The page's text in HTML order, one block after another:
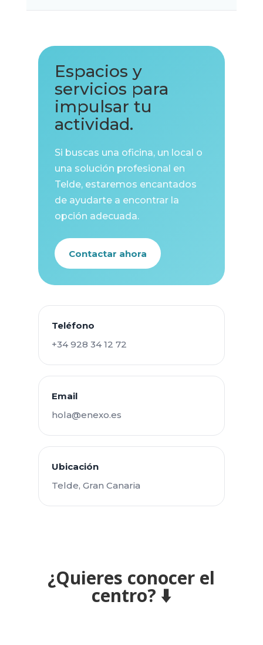
Espacios y
servicios para
impulsar tu
actividad.
Si buscas una oficina, un local o
una solución profesional en
Telde, estaremos encantados
de ayudarte a encontrar la
opción adecuada.
Contactar ahora
Teléfono
+34 928 34 12 72
Email
hola@enexo.es
Ubicación
Telde, Gran Canaria
¿Quieres conocer el
centro? ⬇️